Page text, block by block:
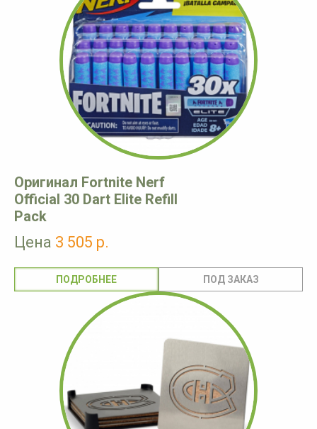
Оригинал Fortnite Nerf
Official 30 Dart Elite Refill
Pack
Цена 3 505 р.
ПОДРОБНЕЕ